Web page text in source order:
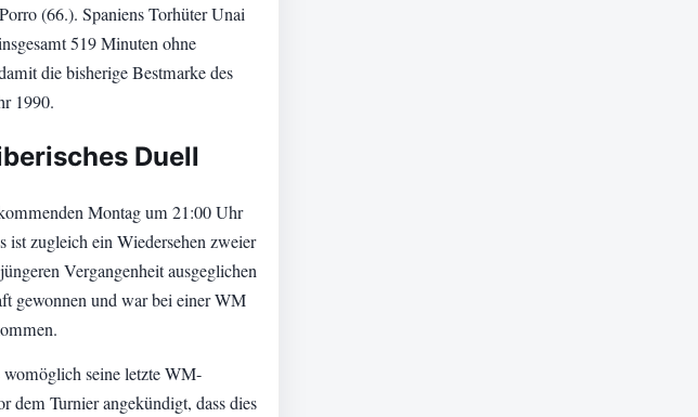
(66.). Spaniens Torhüter Unai
519 Minuten ohne
die bisherige Bestmarke des
1990.
Duell
Montag um 21:00 Uhr
zugleich ein Wiedersehen zweier
Vergangenheit ausgeglichen
gewonnen und war bei einer WM
seine letzte WM-
dem Turnier angekündigt, dass dies